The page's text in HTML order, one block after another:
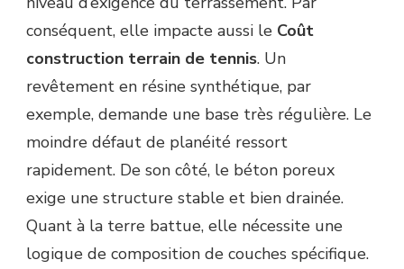
conséquent, elle impacte aussi le Coût
construction terrain de tennis. Un
revêtement en résine synthétique, par
exemple, demande une base très régulière. Le
moindre défaut de planéité ressort
rapidement. De son côté, le béton poreux
exige une structure stable et bien drainée.
Quant à la terre battue, elle nécessite une
logique de composition de couches spécifique.